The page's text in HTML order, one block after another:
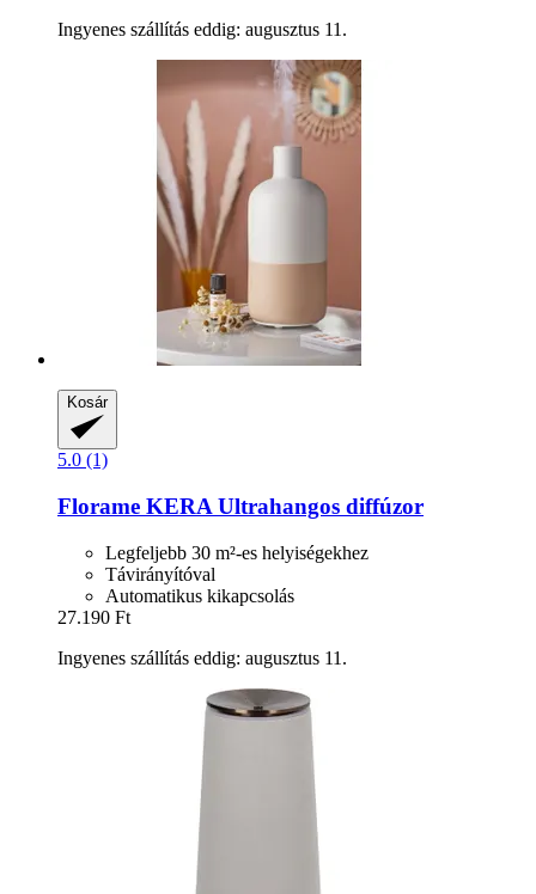
Ingyenes szállítás eddig: augusztus 11.
Kosár
5.0 (1)
Florame KERA Ultrahangos diffúzor
Legfeljebb 30 m²-es helyiségekhez
Távirányítóval
Automatikus kikapcsolás
27.190 Ft
Ingyenes szállítás eddig: augusztus 11.